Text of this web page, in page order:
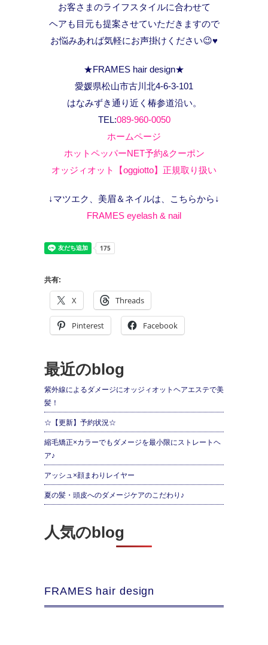
お客さまのライフスタイルに合わせて
ヘアも目元も提案させていただきますので
お悩みあれば気軽にお声掛けください😉♥️
★FRAMES hair design★
愛媛県松山市古川北4-6-3-101
はなみずき通り近く椿参道沿い。
TEL:089-960-0050
ホームページ
ホットペッパーNET予約&クーポン
オッジィオット【oggiotto】正規取り扱い
↓マツエク、美眉＆ネイルは、こちらから↓
FRAMES eyelash & nail
共有:
X Threads
Pinterest Facebook
最近のblog
紫外線によるダメージにオッジィオットヘアエステで美
髪！
☆【更新】予約状況☆
縮毛矯正×カラーでもダメージを最小限にストレートヘ
ア♪
アッシュ×顔まわりレイヤー
夏の髪・頭皮へのダメージケアのこだわり♪
人気のblog
FRAMES hair design